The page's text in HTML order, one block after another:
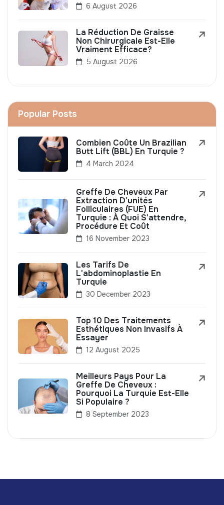
6 August 2026
La Réduction De Graisse
Non Chirurgicale Est-Elle
Vraiment Efficace?
5 August 2026
Popular Posts
Combien Coûte Un Brazilian
Butt Lift (BBL) En Turquie ?
4 March 2024
Greffe De Cheveux Par
Extraction D'unités
Folliculaires (FUE) En
Turquie : À Quoi S'attendre,
Procédure Et Coût
16 November 2023
Les Tarifs De
L'abdominoplastie En
Turquie
30 December 2023
Top 10 Des Traitements
Esthétiques Non Invasifs À
Essayer
12 August 2025
Meilleurs Pays Pour La
Greffe De Cheveux :
Pourquoi La Turquie Est-Elle
Si Populaire ?
8 September 2023